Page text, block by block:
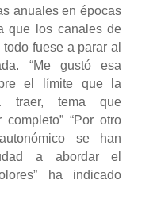
anuales en épocas
que los canales de
fuese a parar al
“Me gustó esa
el límite que la
traer, tema que
“Por otro
se han
a abordar el
ha indicado